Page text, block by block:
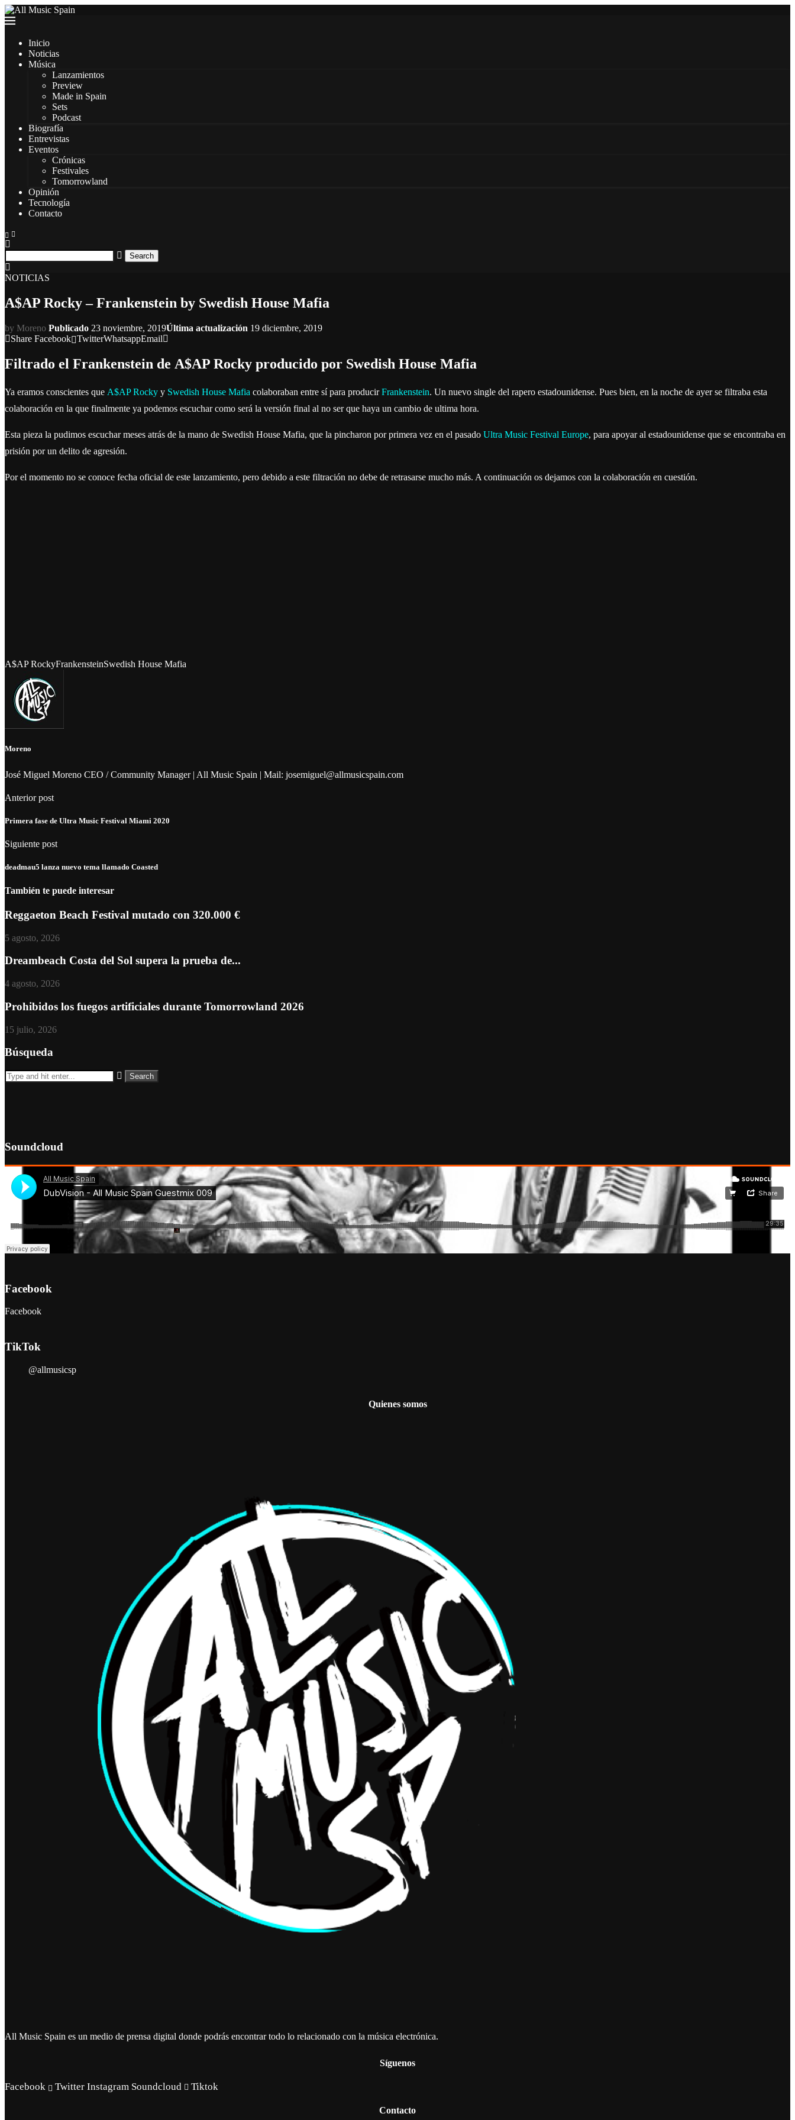
Inicio
Noticias
Música
Lanzamientos
Preview
Made in Spain
Sets
Podcast
Biografía
Entrevistas
Eventos
Crónicas
Festivales
Tomorrowland
Opinión
Tecnología
Contacto
Search
NOTICIAS
A$AP Rocky – Frankenstein by Swedish House Mafia
by Moreno Publicado 23 noviembre, 2019Última actualización 19 diciembre, 2019
Share Facebook TwitterWhatsappEmail
Filtrado el Frankenstein de A$AP Rocky producido por Swedish House Mafia
Ya eramos conscientes que A$AP Rocky y Swedish House Mafia colaboraban entre sí para producirFrankenstein. Un nuevo single del rapero estadounidense. Pues bien, en la noche de ayer se filtraba esta
colaboración en la que finalmente ya podemos escuchar como será la versión final al no ser que haya un cambio de ultima hora.
Esta pieza la pudimos escuchar meses atrás de la mano de Swedish House Mafia, que la pincharon por primera vez en el pasado Ultra Music Festival Europe, para apoyar al estadounidense que se encontraba en
prisión por un delito de agresión.
Por el momento no se conoce fecha oficial de este lanzamiento, pero debido a este filtración no debe de retrasarse mucho más. A continuación os dejamos con la colaboración en cuestión.
A$AP RockyFrankensteinSwedish House Mafia
Moreno
José Miguel Moreno CEO / Community Manager | All Music Spain | Mail: josemiguel@allmusicspain.com
Anterior post
Primera fase de Ultra Music Festival Miami 2020
Siguiente post
deadmau5 lanza nuevo tema llamado Coasted
También te puede interesar
Reggaeton Beach Festival mutado con 320.000 €
5 agosto, 2026
Dreambeach Costa del Sol supera la prueba de...
4 agosto, 2026
Prohibidos los fuegos artificiales durante Tomorrowland 2026
15 julio, 2026
Búsqueda
Soundcloud
Facebook
Facebook
TikTok
@allmusicsp
Quienes somos
All Music Spain es un medio de prensa digital donde podrás encontrar todo lo relacionado con la música electrónica.
Síguenos
Facebook Twitter Instagram Soundcloud Tiktok
Contacto